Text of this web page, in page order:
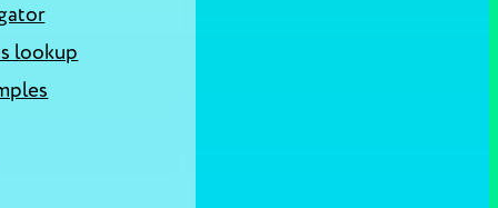
lookup